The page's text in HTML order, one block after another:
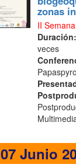
zonas
II
Duración:
veces
07 Junio